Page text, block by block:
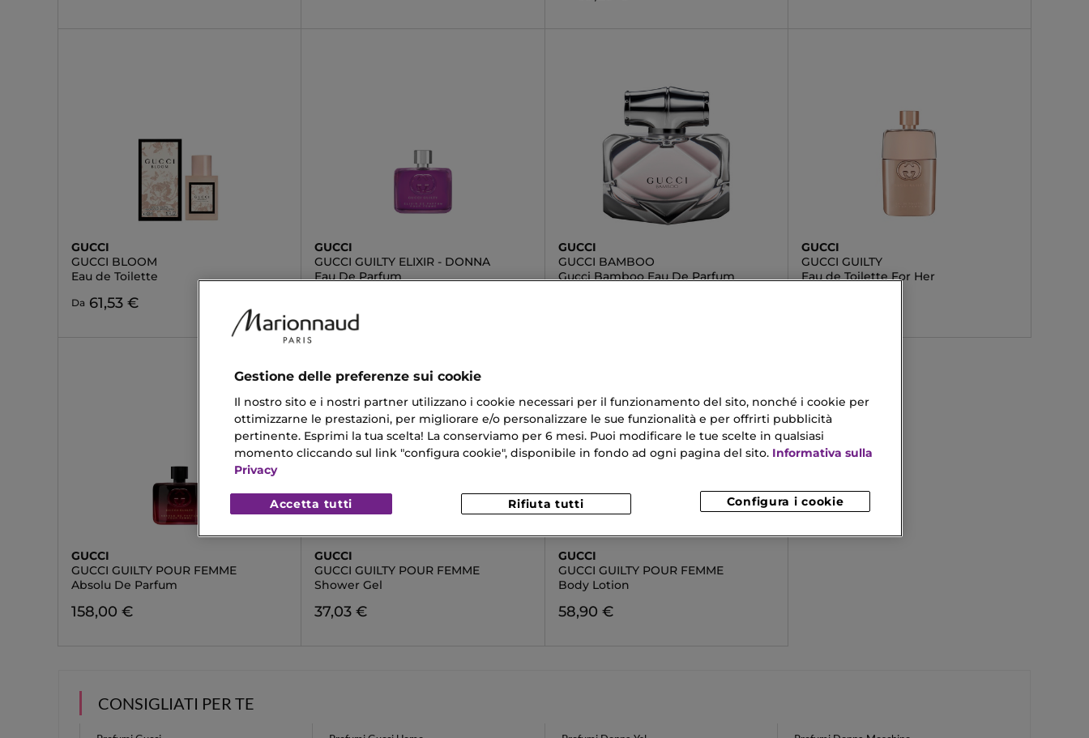
GUCCI
GUCCI BLOOM
Eau de Toilette
Da 61,53 €
GUCCI
GUCCI GUILTY ELIXIR - DONNA
Eau De Parfum
GUCCI
GUCCI BAMBOO
Gucci Bamboo Eau De Parfum
GUCCI
GUCCI GUILTY
Eau de Toilette For Her
GUCCI
GUCCI GUILTY POUR FEMME
Absolu De Parfum
158,00 €
GUCCI
GUCCI GUILTY POUR FEMME
Shower Gel
37,03 €
GUCCI
GUCCI GUILTY POUR FEMME
Body Lotion
58,90 €
CONSIGLIATI PER TE
Gestione delle preferenze sui cookie
Il nostro sito e i nostri partner utilizzano i cookie necessari per il funzionamento del sito, nonché i cookie per
ottimizzarne le prestazioni, per migliorare e/o personalizzare le sue funzionalità e per offrirti pubblicità
pertinente. Esprimi la tua scelta! La conserviamo per 6 mesi. Puoi modificare le tue scelte in qualsiasi
momento cliccando sul link "configura cookie", disponibile in fondo ad ogni pagina del sito. Informativa sulla
Privacy
Configura i cookie
Rifiuta tutti
Accetta tutti